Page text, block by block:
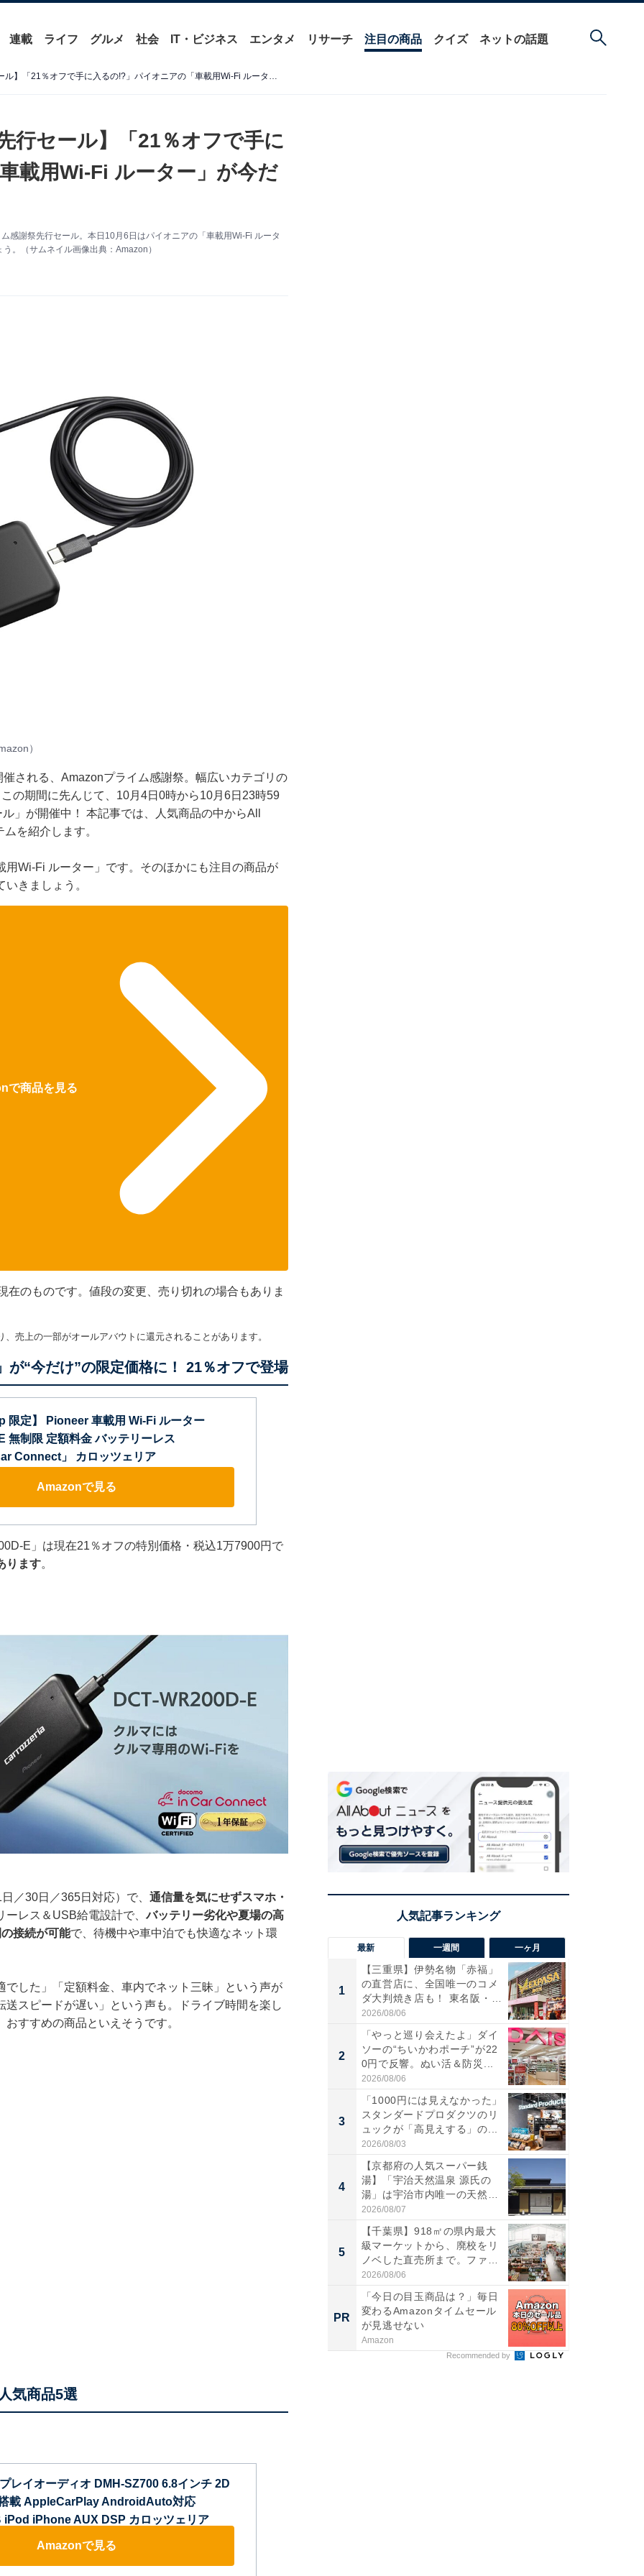
連載 ライフ グルメ 社会 IT・ビジネス エンタメ リサーチ 注目の商品 クイズ ネットの話題
【Amazonプライム感謝祭先行セール】「21％オフで手に入るの!?」パイオニアの「車載用Wi-Fi ルーター」が今だけお買い得【10月6日】
行セール】「21％オフで手に
載用Wi-Fi ルーター」が今だ
感謝祭先行セール。本日10月6日はパイオニアの「車載用Wi-Fi ルータ
。（サムネイル画像出典：Amazon）
）
される、Amazonプライム感謝祭。幅広いカテゴリの
の期間に先んじて、10月4日0時から10月6日23時59
」が開催中！ 本記事では、人気商品の中からAll
を紹介します。
Wi-Fi ルーター」です。そのほかにも注目の商品が
きましょう。
で商品を見る
のものです。値段の変更、売り切れの場合もありま
売上の一部がオールアバウトに還元されることがあります。
“今だけ”の限定価格に！ 21％オフで登場
限定】 Pioneer 車載用 Wi-Fi ルーター
無制限 定額料金 バッテリーレス
Connect」 カロッツェリア
Amazonで見る
E」は現在21％オフの特別価格・税込1万7900円で
ります。
／30日／365日対応）で、 通信量を気にせずスマホ・
ーレス＆USB給電設計で、バッテリー劣化や夏場の高
接続が可能で、待機中や車中泊でも快適なネット環
した」「定額料金、車内でネット三昧」という声が
スピードが遅い」という声も。ドライブ時間を楽し
すすめの商品といえそうです。
気商品5選
レイオーディオ DMH-SZ700 6.8インチ 2D
載 AppleCarPlay AndroidAuto対応
iPhone AUX DSP カロッツェリア
Amazonで見る
最新 一週間 一ヶ月
1
【三重県】伊勢名物「赤福」
の直営店に、全国唯一のコメ
ダ大判焼き店も！ 東名阪・
伊...
2026/08/06
2
「やっと巡り会えたよ」ダイ
ソーの“ちいかわポーチ”が22
0円で反響。ぬい活＆防災...
2026/08/06
3
「1000円には見えなかった」
スタンダードプロダクツのリ
ュックが「高見えする」の...
2026/08/03
4
【京都府の人気スーパー銭
湯】「宇治天然温泉 源氏の
湯」は宇治市内唯一の天然温
泉と...
2026/08/07
5
【千葉県】918㎡の県内最大
級マーケットから、廃校をリ
ノベした直売所まで。ファ
ー...
2026/08/06
PR
「今日の目玉商品は？」毎日
変わるAmazonタイムセール
が見逃せない
Amazon
Recommended by